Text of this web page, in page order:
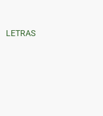
LETRAS